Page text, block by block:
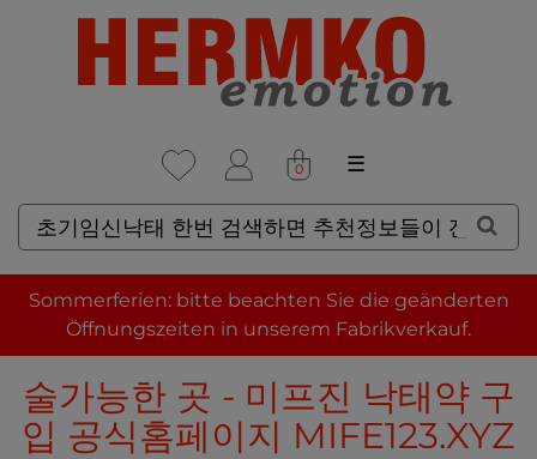
0 ☰
Sommerferien: bitte beachten Sie die geänderten
Öffnungszeiten in unserem Fabrikverkauf.
SUCHERGEBNISSE FÜR: 초
기임신낙태 한번 검색하면 추천
정보들이 잔뜩 나옵니다 낙태수
술가능한 곳 - 미프진 낙태약 구
입 공식홈페이지 MIFE123.XYZ